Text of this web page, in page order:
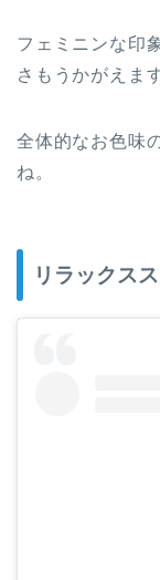
フェミニンな印
さもうかがえま
全体的なお色味
ね。
リラックス